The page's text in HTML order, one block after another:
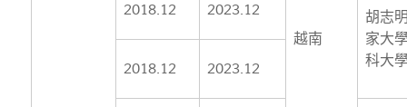
越南
2018.12 2023.12
胡志
家大
科大
2018.12 2023.12